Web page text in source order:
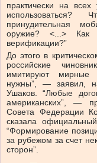
практически на
принудительная
оружие? <...> Как
верификации?”
До этого в
российские
имитируют
нужны”, — заявил,
Ушаков. “Любые
американских”, —
Совета Федерации
сказала
“Формирование
за рубежом за счет
сторон”.